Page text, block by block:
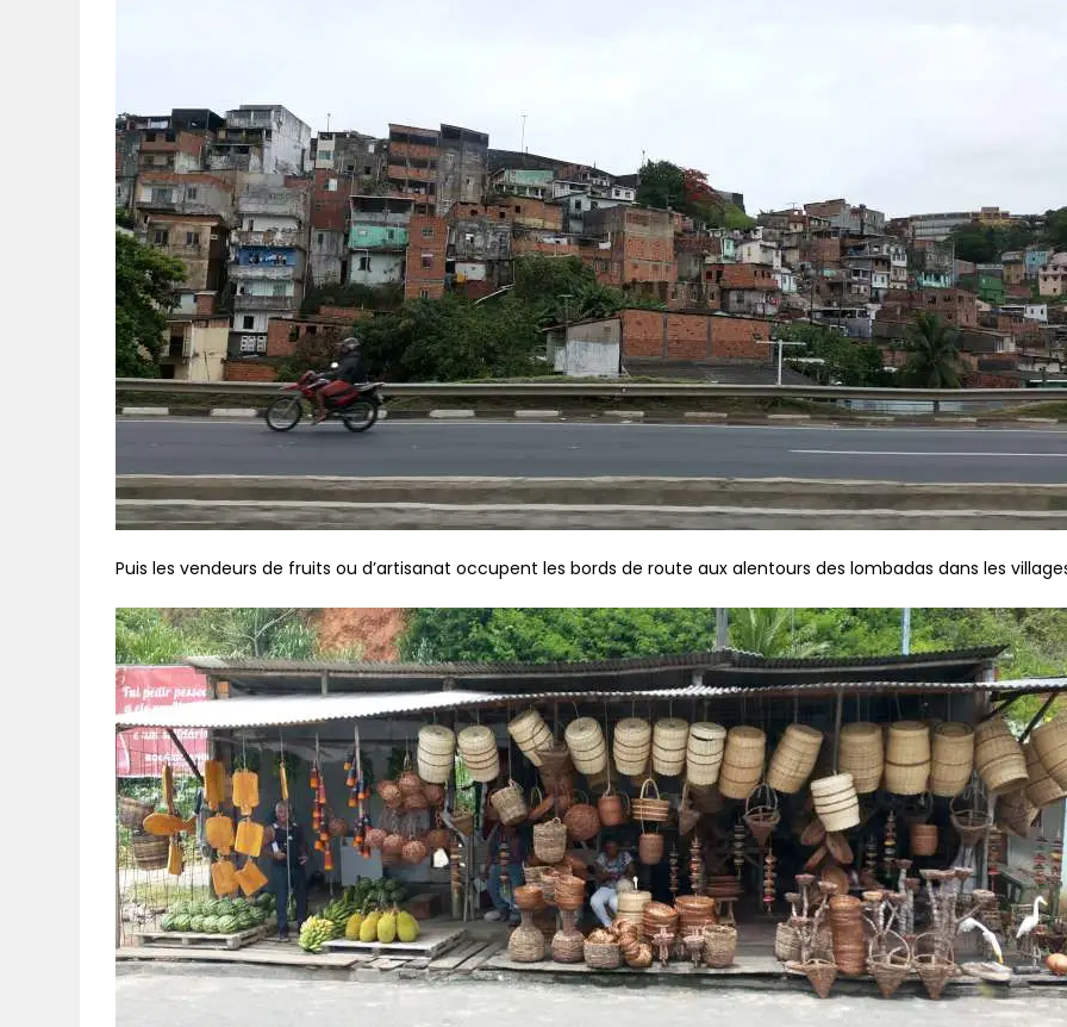
Puis les vendeurs de fruits ou d’artisanat occupent les bords de route aux alentours des lombadas dans les